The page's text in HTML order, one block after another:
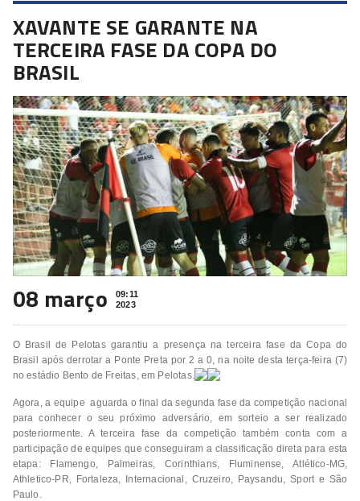
XAVANTE SE GARANTE NA
TERCEIRA FASE DA COPA DO
BRASIL
08 março
09:11
2023
O Brasil de Pelotas garantiu a presença na terceira fase da Copa do
Brasil após derrotar a Ponte Preta por 2 a 0, na noite desta terça-feira (7)
no estádio Bento de Freitas, em Pelotas.
Agora, a equipe aguarda o final da segunda fase da competição nacional
para conhecer o seu próximo adversário, em sorteio a ser realizado
posteriormente. A terceira fase da competição também conta com a
participação de equipes que conseguiram a classificação direta para esta
etapa: Flamengo, Palmeiras, Corinthians, Fluminense, Atlético-MG,
Athletico-PR, Fortaleza, Internacional, Cruzeiro, Paysandu, Sport e São
Paulo.